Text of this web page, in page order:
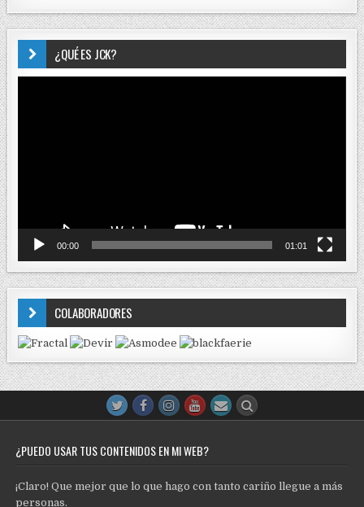
¿QUÉ ES JCK?
00:00 01:01
COLABORADORES
¿PUEDO USAR TUS CONTENIDOS EN MI WEB?
¡Claro! Que mejor que lo que hago con tanto cariño llegue a más
personas.